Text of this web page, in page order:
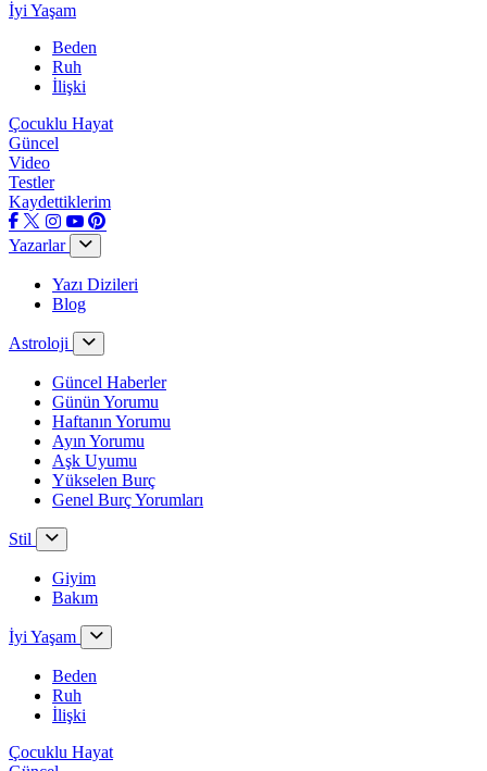
İyi Yaşam
Beden
Ruh
İlişki
Çocuklu Hayat
Güncel
Video
Testler
Kaydettiklerim
Yazarlar
Yazı Dizileri
Blog
Astroloji
Güncel Haberler
Günün Yorumu
Haftanın Yorumu
Ayın Yorumu
Aşk Uyumu
Yükselen Burç
Genel Burç Yorumları
Stil
Giyim
Bakım
İyi Yaşam
Beden
Ruh
İlişki
Çocuklu Hayat